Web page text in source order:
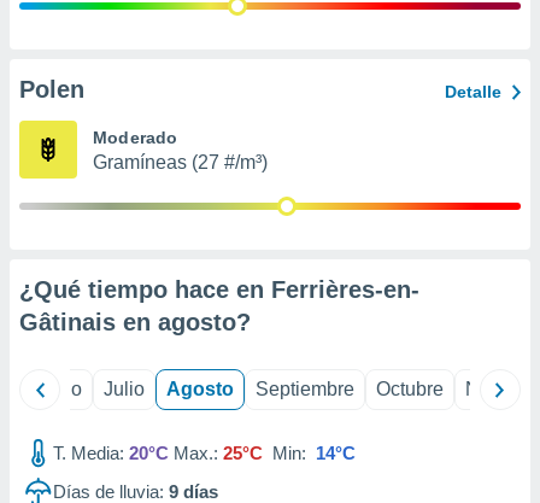
publicidad
de
Polen Detalle
Moderado
Gramíneas (27 #/m³)
¿Qué tiempo hace en Ferrières-en-
Gâtinais en agosto?
Junio Julio Agosto Septiembre Octubre
T. Media: 20°C Max.: 25°C Min: 14°C
Días de lluvia: 9 días